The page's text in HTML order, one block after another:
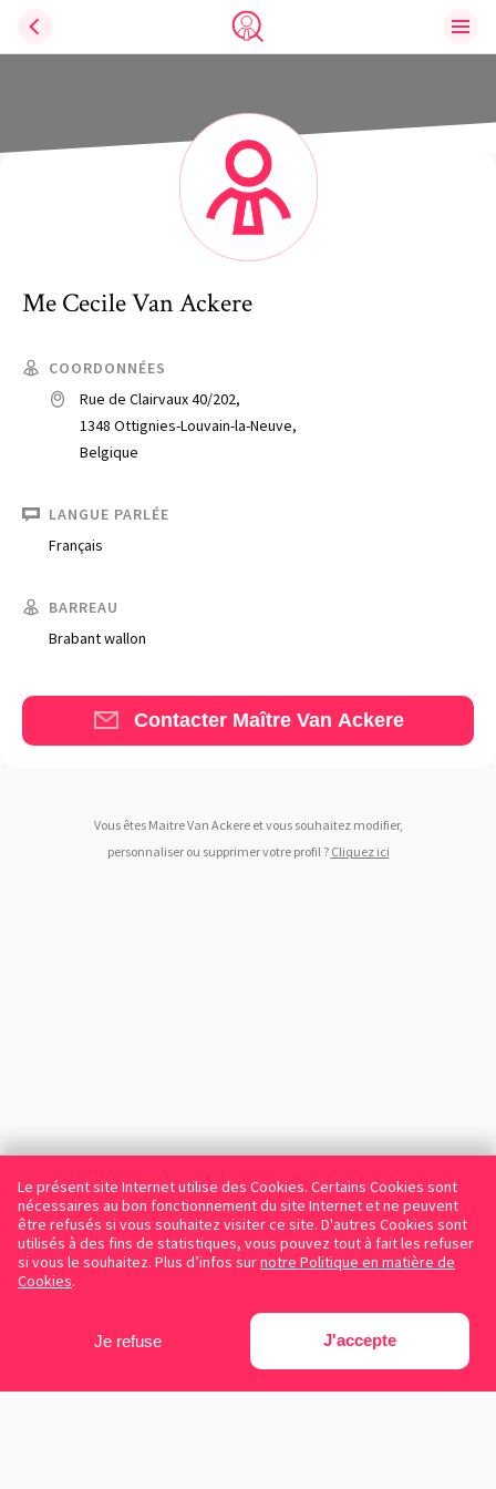
Trouve un avocat
Comment nous vous aidons
Une start-up 100% indépendante
Le présent site Internet utilise des Cookies. Certains Cookies sont
nécessaires au bon fonctionnement du site Internet et ne peuvent
être refusés si vous souhaitez visiter ce site. D'autres Cookies sont
utilisés à des fins de statistiques, vous pouvez tout à fait les refuser
si vous le souhaitez. Plus d’infos surnotre Politique en matière de
Cookies.
Je refuse J'accepte
MeCecileVan Ackere
COORDONNÉES
Rue de Clairvaux 40/202,
1348 Ottignies-Louvain-la-Neuve,
Belgique
LANGUE PARLÉE
Français
BARREAU
Brabant wallon
Contacter Maître Van Ackere
Vous êtes Maitre Van Ackere et vous souhaitez modifier,
personnaliser ou supprimer votre profil ? Cliquez ici